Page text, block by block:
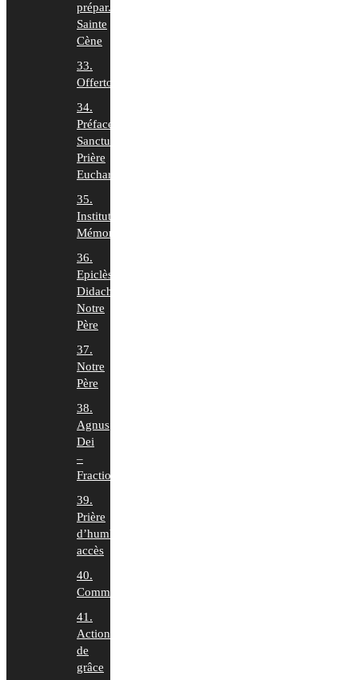
prépar.
Sainte
Cène
33.
Offertoire
34.
Préface,
Sanctus,
Prière
Euchar.
35.
Institution,
Mémorial
36.
Epiclèse,
Didaché,
Notre
Père
37.
Notre
Père
38.
Agnus
Dei
–
Fraction
39.
Prière
d’humble
accès
40.
Communion
41.
Action
de
grâce